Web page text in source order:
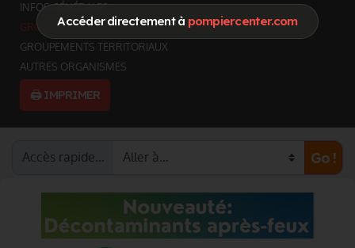
Accéder directement à pompiercenter.com
INFOS GÉNÉRALES
GROUPEMENTS ET SERVICES FONCTIONNELS
GROUPEMENTS TERRITORIAUX
AUTRES ORGANISMES
🖨️ IMPRIMER
Accès rapide… Go !